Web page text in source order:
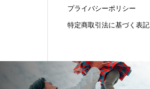
プライバシーポリシー
特定商取引法に基づく表記